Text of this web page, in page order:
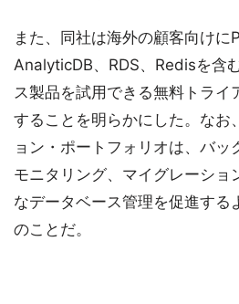
また、同社は海外の顧客向けに
AnalyticDB、RDS、Redisを含
ス製品を試用できる無料トライ
することを明らかにした。なお
ョン・ポートフォリオは、バッ
モニタリング、マイグレーショ
なデータベース管理を促進する
のことだ。